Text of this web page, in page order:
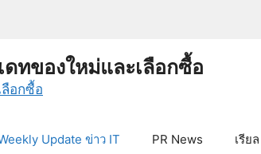
ทของใหม่และเลือกซื้อ
Update ข่าว IT PR News เรีย